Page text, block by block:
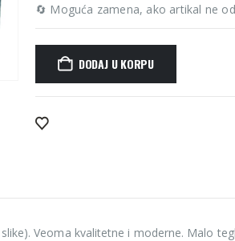
🔄 Moguća zamena, ako artikal ne
DODAJ U KORPU
Alternative:
Veoma kvalitetne i moderne. Malo